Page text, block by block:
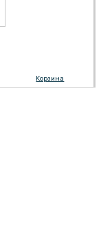
Корзина